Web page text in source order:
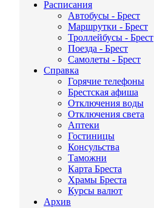
Расписания
Автобусы - Брест
Маршрутки - Брест
Троллейбусы - Брест
Поезда - Брест
Самолеты - Брест
Справка
Горячие телефоны
Брестская афиша
Отключения воды
Отключения света
Аптеки
Гостиницы
Консульства
Таможни
Карта Бреста
Храмы Бреста
Курсы валют
Архив